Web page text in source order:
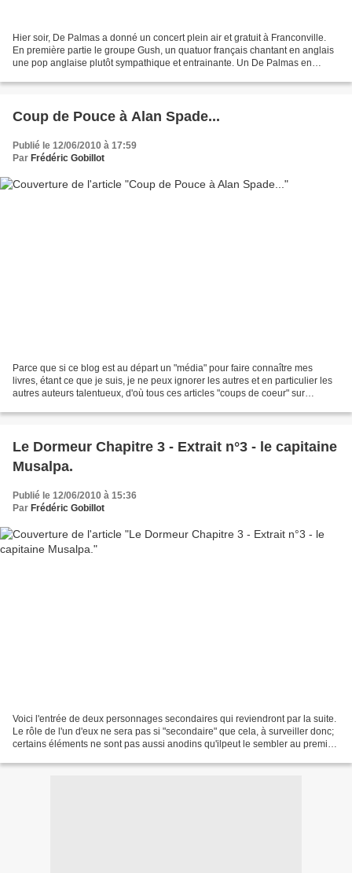
Hier soir, De Palmas a donné un concert plein air et gratuit à Franconville.
En première partie le groupe Gush, un quatuor français chantant en anglais
une pop anglaise plutôt sympathique et entrainante. Un De Palmas en
Coup de Pouce à Alan Spade...
Publié le 12/06/2010 à 17:59
Par Frédéric Gobillot
Parce que si ce blog est au départ un "média" pour faire connaître mes
livres, étant ce que je suis, je ne peux ignorer les autres et en particulier les
autres auteurs talentueux, d'où tous ces articles "coups de coeur" sur
Le Dormeur Chapitre 3 - Extrait n°3 - le capitaine
Musalpa.
Publié le 12/06/2010 à 15:36
Par Frédéric Gobillot
Voici l'entrée de deux personnages secondaires qui reviendront par la suite.
Le rôle de l'un d'eux ne sera pas si "secondaire" que cela, à surveiller donc;
certains éléments ne sont pas aussi anodins qu'ilpeut le sembler au premier